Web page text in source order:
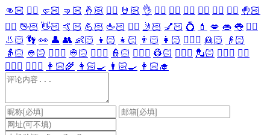
👊🏻 ✊🏻 🤛🏻 🤜🏻 🤞🏻 ✌🏻 🤘🏻 👌 👈🏻 👉🏻 👆🏻 👇🏻 ☝🏻 ✋🏻 🤚🏻
🖐🏻 🖖🏻 👋🏻 🤙🏻 💪🏻 🖕🏻 ✍🏻 🤳🏻 💅🏻 💍 💄 💋 👄 👅 👂🏻
👃🏻 👣 👀 👤 👥 👶🏻 👦🏻 👧🏻 👨🏻 👩🏻 👱🏻‍♀️ 👱🏻
👴🏻
👵🏻 👲🏻 👳🏻‍♀️ 👳🏻 👮🏻‍♀️ 👮🏻 👷🏻‍♀️ 👷🏻 💂🏻‍♀️ 💂🏻 🕵🏻‍♀️ 🕵🏻
👩🏻‍⚕️ 👨🏻‍⚕️ 👩🏻‍🌾 👩🏻‍🍳 👨🏻‍🍳 👩🏻‍🎓